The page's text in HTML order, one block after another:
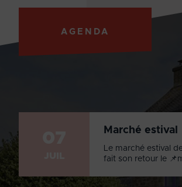
AGENDA
Marché estival
Le marché estival
fait son retour le